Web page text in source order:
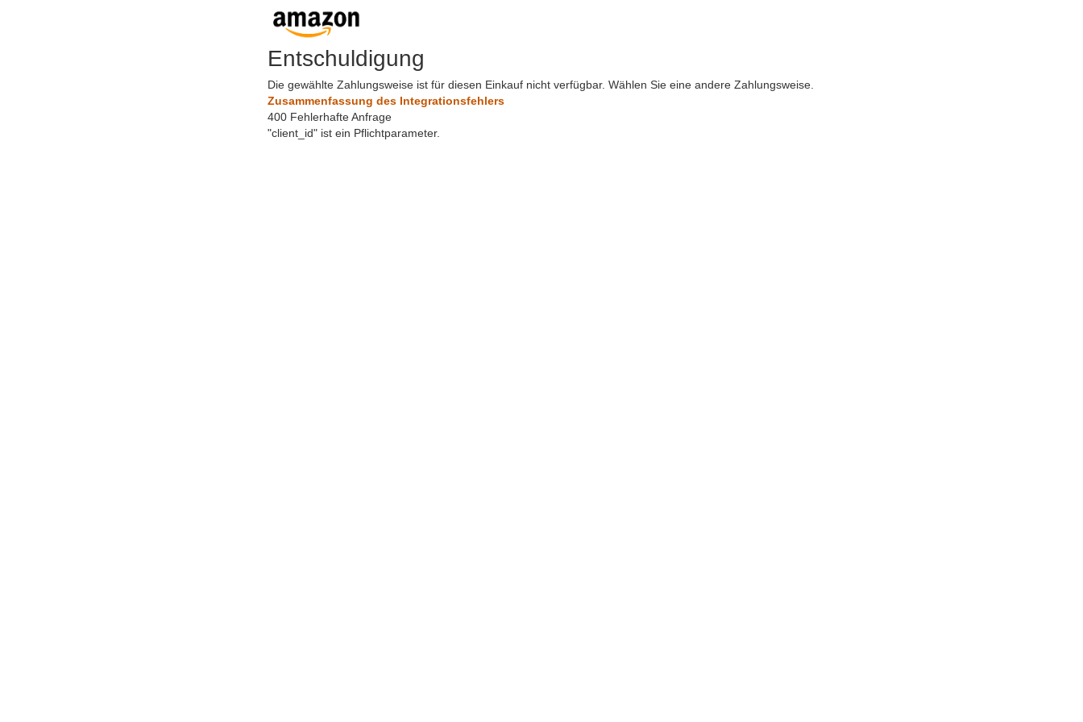
Entschuldigung
Die gewählte Zahlungsweise ist für diesen Einkauf nicht verfügbar. Wählen Sie eine andere Zahlungsweise.
Zusammenfassung des Integrationsfehlers
400 Fehlerhafte Anfrage
"client_id" ist ein Pflichtparameter.